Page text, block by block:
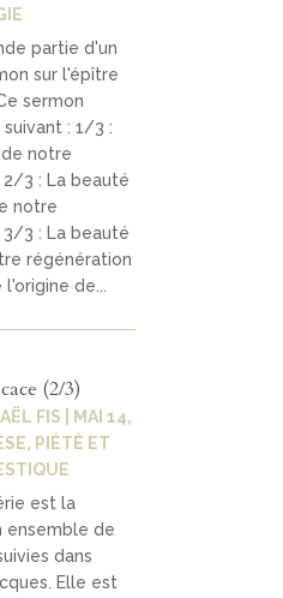
partie d'un
sur l'épître
sermon
: 1/3 :
notre
3 : La beauté
notre
3 : La beauté
régénération
de...
(2/3)
FIS
MAI 14,
, PIÉTÉ ET
est la
ensemble de
dans
Elle est